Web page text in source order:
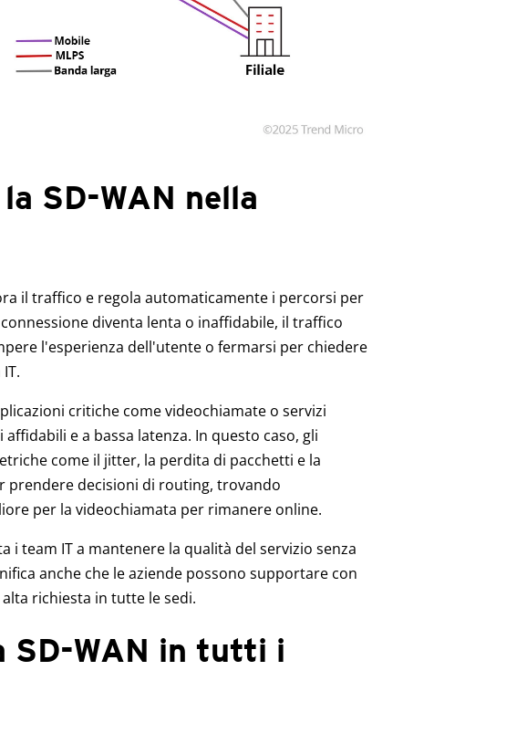
SD-WAN nella
il traffico e regola automaticamente i percorsi per
diventa lenta o inaffidabile, il traffico
l'esperienza dell'utente o fermarsi per chiedere
critiche come videochiamate o servizi
e a bassa latenza. In questo caso, gli
come il jitter, la perdita di pacchetti e la
prendere decisioni di routing, trovando
per la videochiamata per rimanere online.
i team IT a mantenere la qualità del servizio senza
anche che le aziende possono supportare con
richiesta in tutte le sedi.
SD-WAN in tutti i